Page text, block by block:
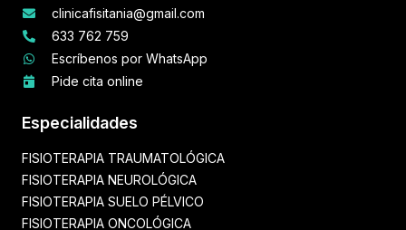
clinicafisitania@gmail.com
633 762 759
Escríbenos por WhatsApp
Pide cita online
Especialidades
FISIOTERAPIA TRAUMATOLÓGICA
FISIOTERAPIA NEUROLÓGICA
FISIOTERAPIA SUELO PÉLVICO
FISIOTERAPIA ONCOLÓGICA